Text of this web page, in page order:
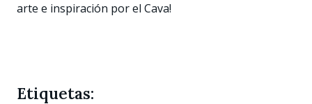
arte e inspiración por el Cava!
Etiquetas: